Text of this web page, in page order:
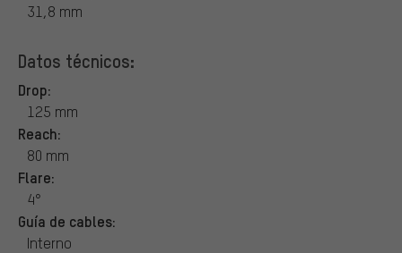
31,8 mm
Datos técnicos:
Drop:
125 mm
Reach:
80 mm
Flare:
4°
Guía de cables:
Interno